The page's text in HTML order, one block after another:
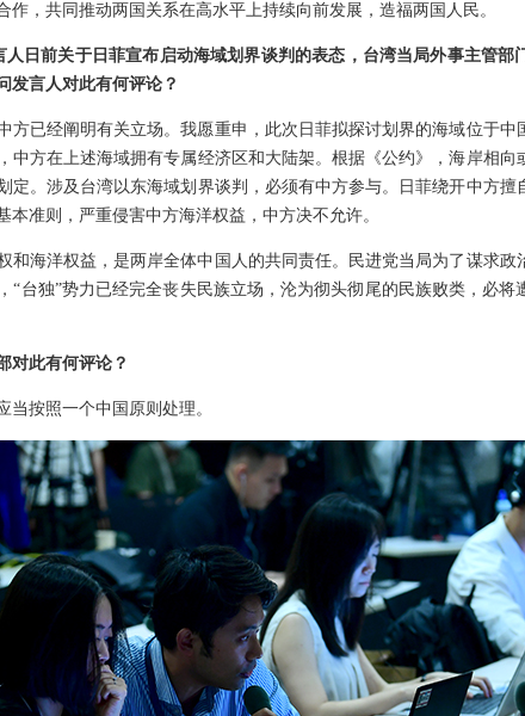
，共同推动两国关系在高水平上持续向前发展，造福两国人民。
日前关于日菲宣布启动海域划界谈判的表态，台湾当局外事主管部
发言人对此有何评论？
方已经阐明有关立场。我愿重申，此次日菲拟探讨划界的海域位于中
中方在上述海域拥有专属经济区和大陆架。根据《公约》，海岸相向
定。涉及台湾以东海域划界谈判，必须有中方参与。日菲绕开中方擅
准则，严重侵害中方海洋权益，中方决不允许。
和海洋权益，是两岸全体中国人的共同责任。民进党当局为了谋求政
“台独”势力已经完全丧失民族立场，沦为彻头彻尾的民族败类，必将
对此有何评论？
按照一个中国原则处理。